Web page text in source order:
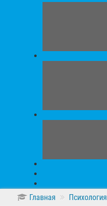
Главная Психология